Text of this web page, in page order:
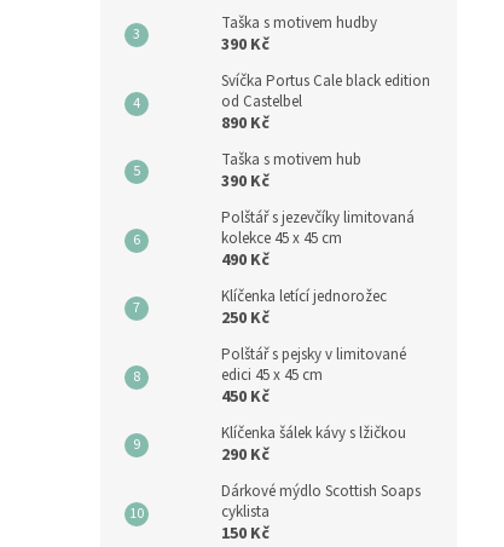
Taška s motivem hudby
390 Kč
Svíčka Portus Cale black edition
od Castelbel
890 Kč
Taška s motivem hub
390 Kč
Polštář s jezevčíky limitovaná
kolekce 45 x 45 cm
490 Kč
Klíčenka letící jednorožec
250 Kč
Polštář s pejsky v limitované
edici 45 x 45 cm
450 Kč
Klíčenka šálek kávy s lžičkou
290 Kč
Dárkové mýdlo Scottish Soaps
cyklista
150 Kč